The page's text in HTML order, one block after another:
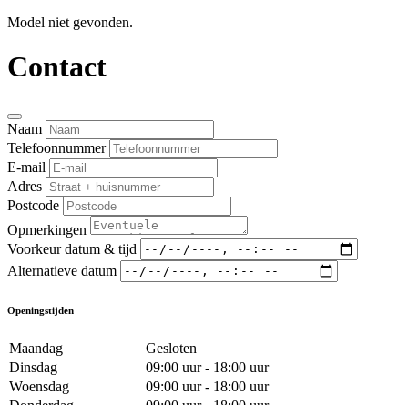
Model niet gevonden.
Contact
Naam
Telefoonnummer
E-mail
Adres
Postcode
Opmerkingen
Voorkeur datum & tijd
Alternatieve datum
Openingstijden
Maandag
Gesloten
Dinsdag
09:00 uur - 18:00 uur
Woensdag
09:00 uur - 18:00 uur